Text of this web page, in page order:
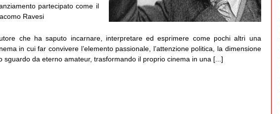
partecipato come il
Ravesi
che ha saputo incarnare, interpretare ed esprimere come pochi altri una
in cui far convivere l’elemento passionale, l’attenzione politica, la dimensione
sguardo da eterno amateur, trasformando il proprio cinema in una [...]